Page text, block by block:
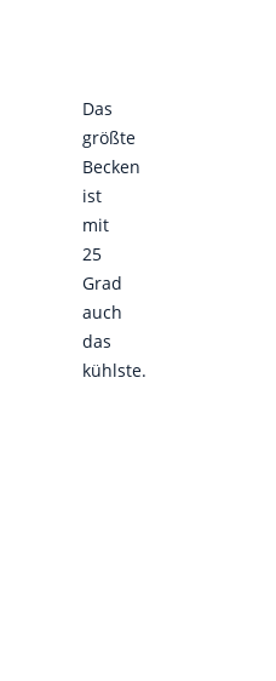
Das
größte
Becken
ist
mit
25
Grad
auch
das
kühlste.